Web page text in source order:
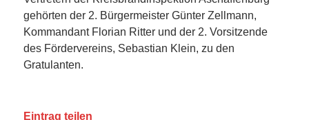
gehörten der 2. Bürgermeister Günter Zellmann,
Kommandant Florian Ritter und der 2. Vorsitzende
des Fördervereins, Sebastian Klein, zu den
Gratulanten.
Eintrag teilen